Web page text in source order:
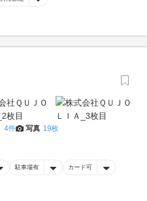
4件 写真 19枚
駐車場有 カード可